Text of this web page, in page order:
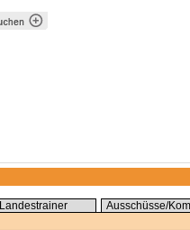
Landestrainer Ausschüsse/